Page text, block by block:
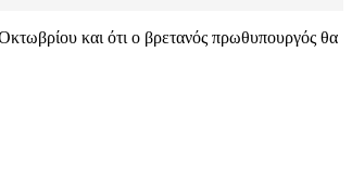
και ότι ο βρετανός πρωθυπουργός θα